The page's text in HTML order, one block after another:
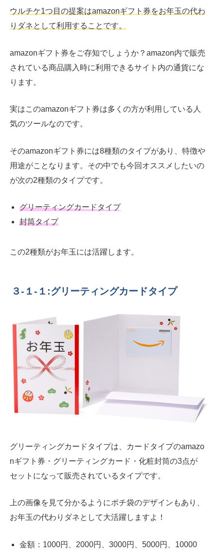
ウルチケ1つ目の提案はamazonギフト券をお年玉の代わ
りダネとして利用することです。
amazonギフト券をご存知でしょうか？amazon内で販売
されている商品購入時に利用できるサイト内の通貨にな
ります。
実はこのamazonギフト券は多くの方が利用している人
気のツールなのです。
そのamazonギフト券には8種類のタイプがあり、特徴や
用途がことなります。その中でも今回オススメしたいの
が次の2種類のタイプです。
グリーティングカードタイプ
封筒タイプ
この2種類がお年玉には活躍します。
３-１-１:グリーティングカードタイプ
グリーティングカードタイプは、カードタイプのamazo
nギフト券・グリーティングカード・化粧封筒の3点が
セットになって販売されているタイプです。
上の画像を見て分かるようにポチ袋のデザインもあり、
お年玉の代わりダネとして大活躍しますよ！
金額：1000円、2000円、3000円、5000円、10000